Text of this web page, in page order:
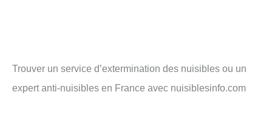
Trouver un service d’extermination des nuisibles ou un
expert anti-nuisibles en France avec nuisiblesinfo.com